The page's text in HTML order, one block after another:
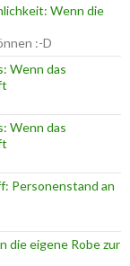
Wenn die
:-D
Wenn das
Wenn das
Personenstand an
die eigene Robe zur